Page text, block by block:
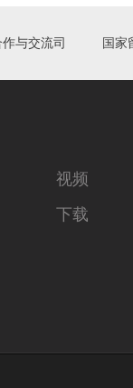
与交流司 国家
视频
下载